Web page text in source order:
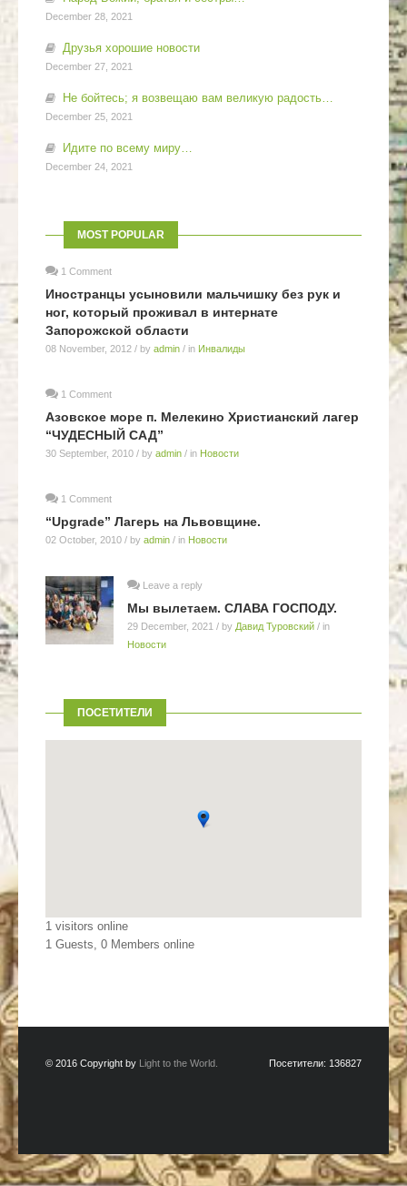
December 28, 2021
Друзья хорошие новости
December 27, 2021
Не бойтесь; я возвещаю вам великую радость…
December 25, 2021
Идите по всему миру…
December 24, 2021
MOST POPULAR
1 Comment
Иностранцы усыновили мальчишку без рук и
ног, который проживал в интернате
Запорожской области
08 November, 2012 / by admin / in Инвалиды
1 Comment
Азовское море п. Мелекино Христианский лагер
“ЧУДЕСНЫЙ САД”
30 September, 2010 / by admin / in Новости
1 Comment
“Upgrade” Лагерь на Львовщине.
02 October, 2010 / by admin / in Новости
Leave a reply
Мы вылетаем. СЛАВА ГОСПОДУ.
29 December, 2021 / by Давид Туровский / in
Новости
ПОСЕТИТЕЛИ
1 visitors online
1 Guests, 0 Members online
© 2016 Copyright by Light to the World. Посетители: 136827